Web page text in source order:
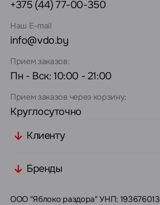
+375 (44) 77-00-350
Наш E-mail
info@vdo.by
Прием заказов:
Пн - Вск: 10:00 - 21:00
Прием заказов через корзину:
Круглосуточно
Клиенту
Бренды
ООО "Яблоко раздора" УНП: 193676013